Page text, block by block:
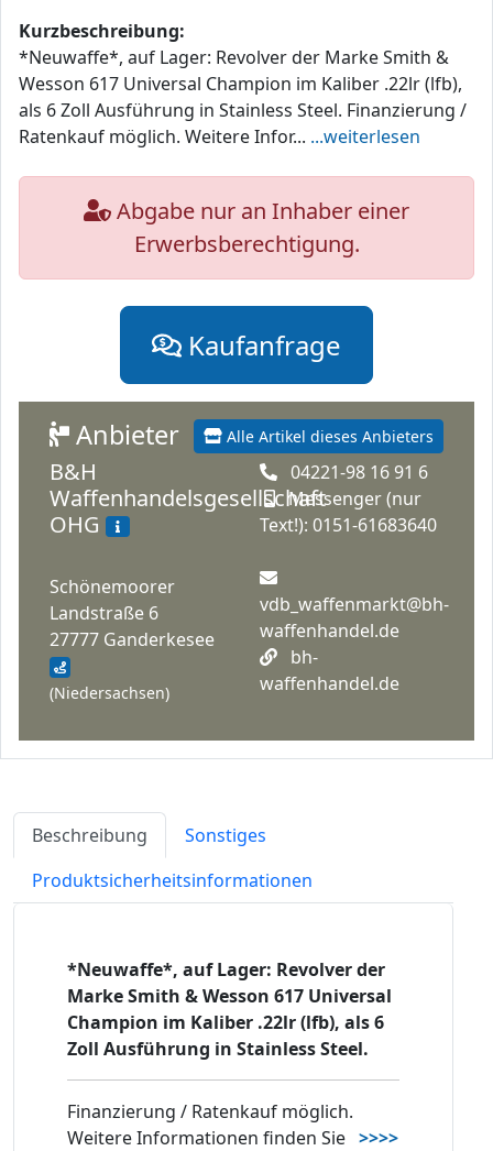
Kurzbeschreibung:
*Neuwaffe*, auf Lager: Revolver der Marke Smith &
Wesson 617 Universal Champion im Kaliber .22lr (lfb),
als 6 Zoll Ausführung in Stainless Steel. Finanzierung /
Ratenkauf möglich. Weitere Infor... ...weiterlesen
Abgabe nur an Inhaber einer
Erwerbsberechtigung.
Kaufanfrage
Alle Artikel dieses Anbieters
Anbieter
B&H
Waffenhandelsgesellschaft
OHG
Schönemoorer
Landstraße 6
27777 Ganderkesee
(Niedersachsen)
04221-98 16 91 6
Messenger (nur
Text!): 0151-61683640
vdb_waffenmarkt@bh-
waffenhandel.de
bh-
waffenhandel.de
Beschreibung
Sonstiges
Produktsicherheitsinformationen
*Neuwaffe*, auf Lager: Revolver der
Marke Smith & Wesson 617 Universal
Champion im Kaliber .22lr (lfb), als 6
Zoll Ausführung in Stainless Steel.
Finanzierung / Ratenkauf möglich.
Weitere Informationen finden Sie >>>>